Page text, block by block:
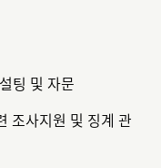
팅 및 자문
조사지원 및 징계 관